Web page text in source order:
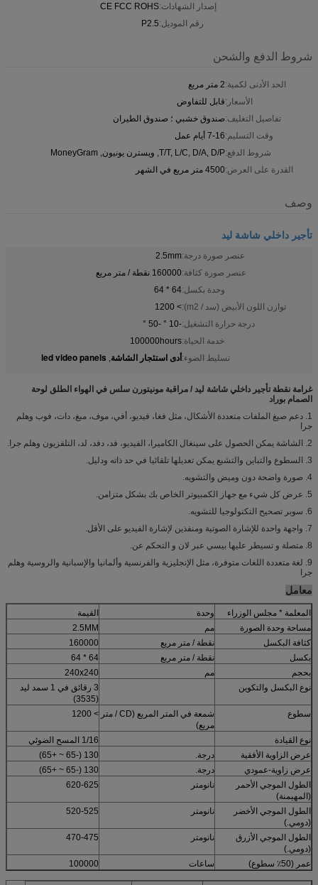
إصدار الشهادات:CE FCC ROHS
رقم الموديل:P2.5
شروط الدفع والشحن
الحد الأدنى لكمية:2 متر مربع
الأسعار:قابل للتفاوض
تفاصيل التغليف:صندوق خشبي ؛ صندوق الطيران
وقت التسليم:7-16 أيام عمل
شروط الدفع:T/T, L/C, D/A, D/P, ويسترن يونيون, MoneyGram
القدرة على العرض:4500 متر مربع في الشهر
وصف
تأجير داخلي شاشة ليد
عنصر صورة درجة:2.5mm
عنصر صورة كثافة:160000 نقطة / متر مربع
وحدة بكسل:64 * 64
توازن اللون الأبيض (سد / m2):
> 1200
درجة حرارة التشغيل:-10 ° -50 °
خدمة الحياة:100000hours
تسليط الضوء:أدى استئجار الشاشة,
led video panels
غرامة نقطة تأجير داخلي شاشة ليد / مراقبة مونيتورن سلس في الهواء الطلق لوحة
الصمام بوراد
1. دعم صيغ الملفات متعددة الأشكال، مثل فغا، فيديو، أفي، موف، مبغ، دات، فوب وهلم
جرا
2. الشاشة يمكن الحصول على سينغال الكاميرا، الفيديو، فد، دفد، لد، التلفزيون وهلم جرا.
3. السطوع والتباين والتشبع يمكن تعديلها تلقائيا في حد ذاته ودليل.
4. صورة واضحة دون وميض والتشويه.
5. عرض كل شيء مع جهاز الكمبيوتر الخاص بك بشكل متزامن.
6. سوبر تصحيح التكنولوجيا للتشويه.
7. واجهة واحدة للإشارة الصوتية ومنفذين لإشارة الفيديو على الأقل.
8. متصلة و تسيطر عليها بيسي عبر لان و التحكم عن.
9. لغة متعددة اللغات متوفرة، مثل الإنجليزية والفرنسية وألمانيا والإسبانية والروسية وهلم
جرا
معامل
المعلمة * مجلس الوزراء وحدة
القيمة
مساحة وحدة الصورة
مم
2.5MM
كثافة البكسل
نقطة / متر مربع
160000
بكسل
نقطة / متر مربع
64 * 64
بحجم
مم
240x240
نوع البكسل والتكوين
3 رقائق في 1 سمد ليد
(3535)
سطوع
شمعة في المتر المربع (CD / متر
مربع)
> 1200
نوع القيادة
1/16 المسح الضوئي
عرض الزاوية الأفقية
درجة.
130 (-65 ~ +65)
عرض زاوية-عمودي
درجة.
130 (-65 ~ +65)
الطول الموجي الأحمر
(المهيمنة)
نانومتر 620-625
الطول الموجي الأخضر
(دومي.)
نانومتر 520-525
الطول الموجي الأزرق
(دومي.)
نانومتر 470-475
عمر (50٪ سطوع) ساعات 100000